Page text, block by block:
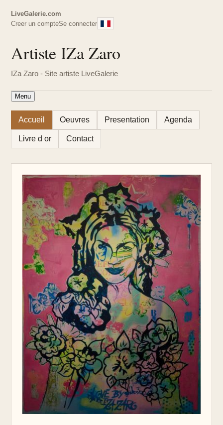
LiveGalerie.com
Creer un compteSe connecter
Artiste IZa Zaro
IZa Zaro - Site artiste LiveGalerie
Menu
Accueil Oeuvres Presentation Agenda
Livre d or Contact